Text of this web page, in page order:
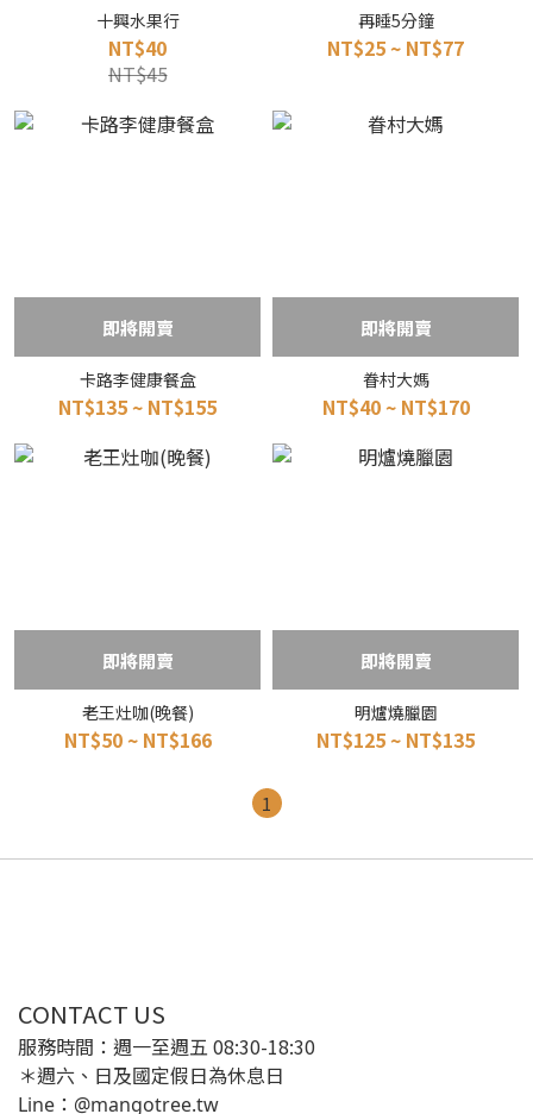
十興水果行
NT$40
NT$45
再睡5分鐘
NT$25 ~ NT$77
即將開賣
卡路李健康餐盒
NT$135 ~ NT$155
即將開賣
眷村大媽
NT$40 ~ NT$170
即將開賣
老王灶咖(晚餐)
NT$50 ~ NT$166
即將開賣
明爐燒臘園
NT$125 ~ NT$135
1
CONTACT US
服務時間：週一至週五 08:30-18:30
＊週六、日及國定假日為休息日
Line：@mangotree.tw